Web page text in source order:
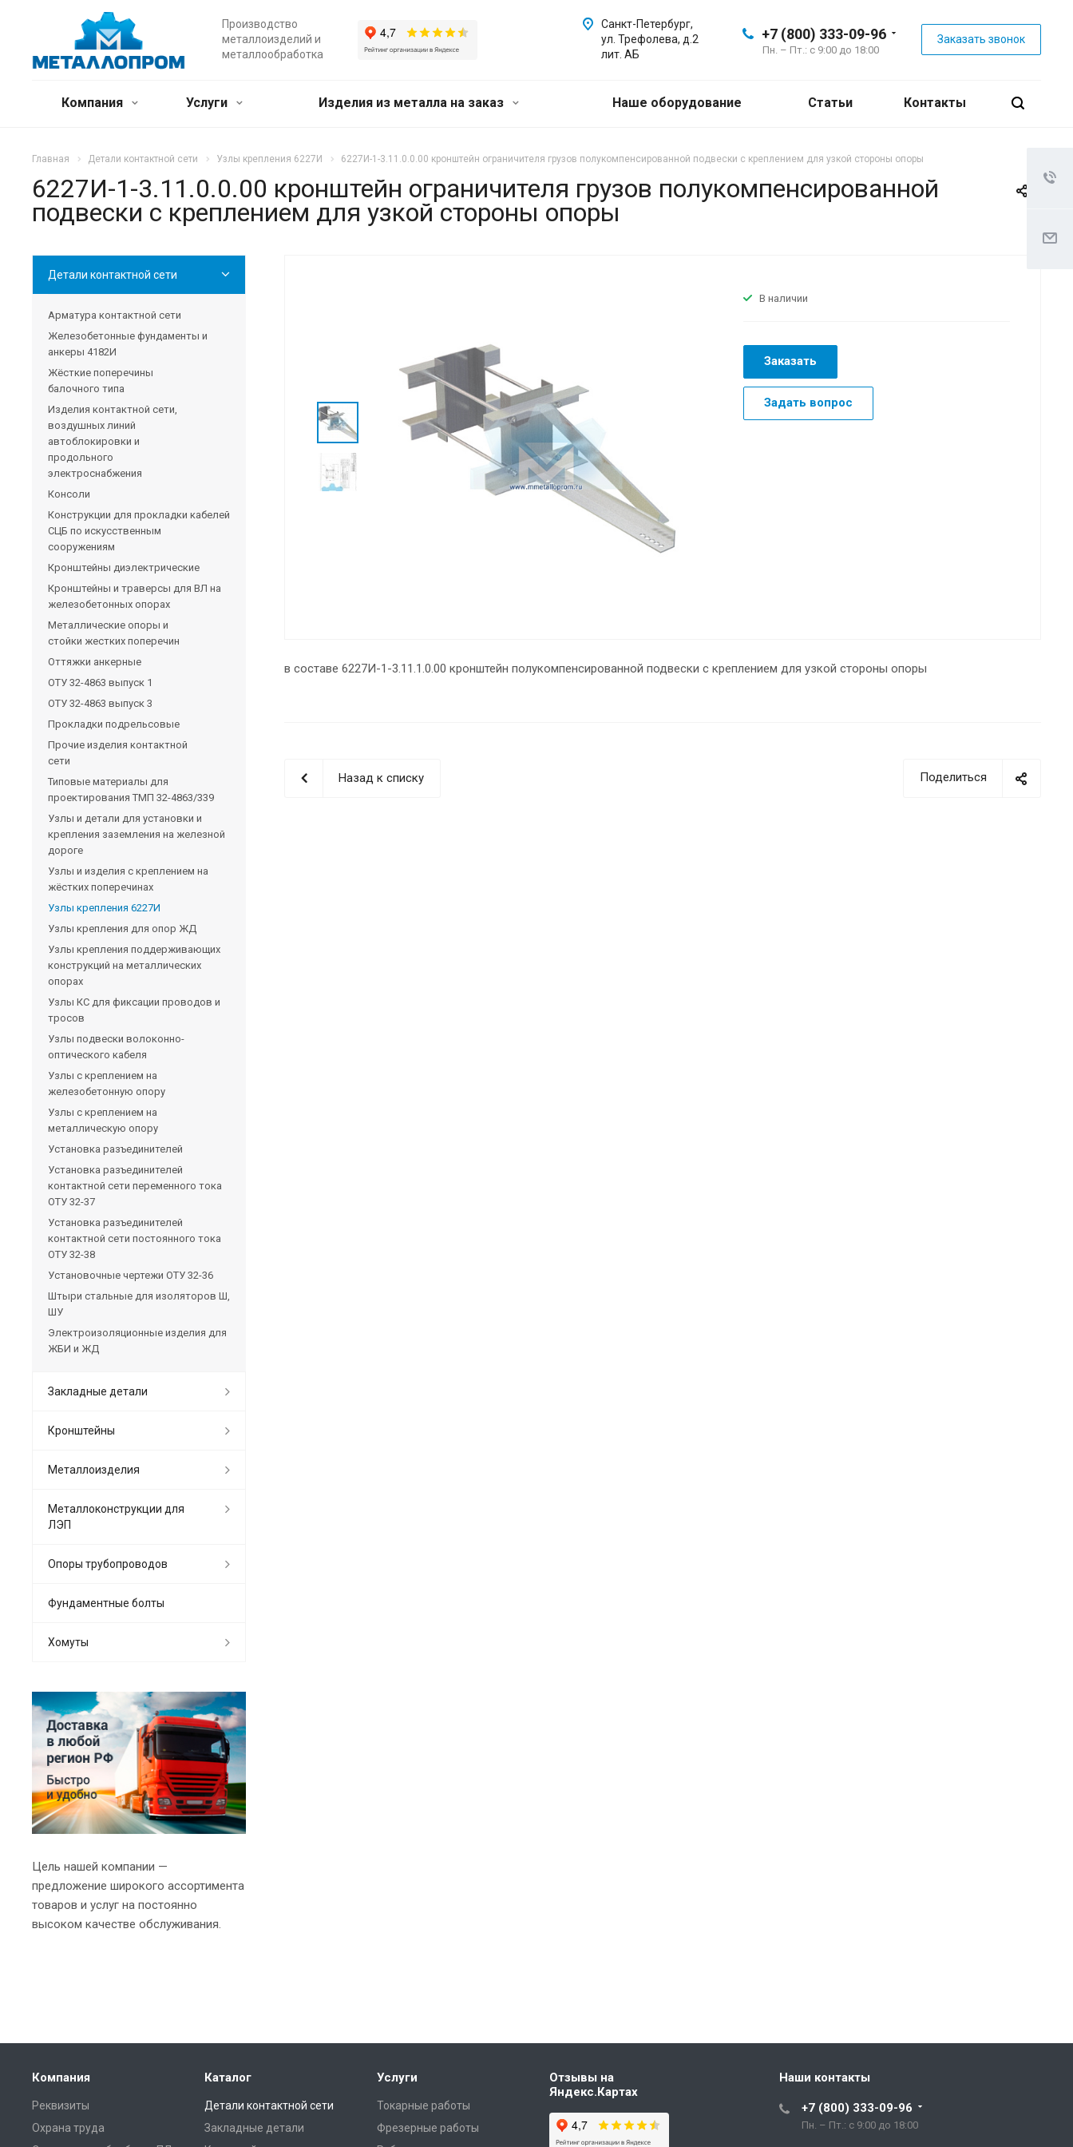
Производство
металлоизделий и
металлообработка
+7 (800) 333-09-96
Пн. – Пт.: с 9:00 до 18:00
Заказать звонок
Санкт-Петербург,
ул. Трефолева, д.2
лит. АБ
Компания Услуги Изделия из металла на заказ Наше оборудование Статьи Контакты
Главная Детали контактной сети Узлы крепления 6227И 6227И-1-3.11.0.0.00 кронштейн ограничителя грузов полукомпенсированной подвески с креплением для узкой стороны опоры
6227И-1-3.11.0.0.00 кронштейн ограничителя грузов полукомпенсированной
подвески с креплением для узкой стороны опоры
В наличии
Заказать
Задать вопрос
в составе 6227И-1-3.11.1.0.00 кронштейн полукомпенсированной подвески с креплением для узкой стороны опоры
Поделиться
Назад к списку
Детали контактной сети
Арматура контактной сети
Железобетонные фундаменты и
анкеры 4182И
Жёсткие поперечины
балочного типа
Изделия контактной сети,
воздушных линий
автоблокировки и
продольного
электроснабжения
Консоли
Конструкции для прокладки кабелей
СЦБ по искусственным
сооружениям
Кронштейны диэлектрические
Кронштейны и траверсы для ВЛ на
железобетонных опорах
Металлические опоры и
стойки жестких поперечин
Оттяжки анкерные
ОТУ 32-4863 выпуск 1
ОТУ 32-4863 выпуск 3
Прокладки подрельсовые
Прочие изделия контактной
сети
Типовые материалы для
проектирования ТМП 32-4863/339
Узлы и детали для установки и
крепления заземления на железной
дороге
Узлы и изделия с креплением на
жёстких поперечинах
Узлы крепления 6227И
Узлы крепления для опор ЖД
Узлы крепления поддерживающих
конструкций на металлических
опорах
Узлы КС для фиксации проводов и
тросов
Узлы подвески волоконно-
оптического кабеля
Узлы с креплением на
железобетонную опору
Узлы с креплением на
металлическую опору
Установка разъединителей
Установка разъединителей
контактной сети переменного тока
ОТУ 32-37
Установка разъединителей
контактной сети постоянного тока
ОТУ 32-38
Установочные чертежи ОТУ 32-36
Штыри стальные для изоляторов Ш,
ШУ
Электроизоляционные изделия для
ЖБИ и ЖД
Закладные детали
Кронштейны
Металлоизделия
Металлоконструкции для
ЛЭП
Опоры трубопроводов
Фундаментные болты
Хомуты
Цель нашей компании —
предложение широкого ассортимента
товаров и услуг на постоянно
высоком качестве обслуживания.
Компания
Реквизиты
Охрана труда
Каталог
Детали контактной сети
Закладные детали
Услуги
Токарные работы
Фрезерные работы
Отзывы на
Яндекс.Картах
Наши контакты
+7 (800) 333-09-96
Пн. – Пт.: с 9:00 до 18:00